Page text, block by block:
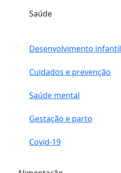
Saúde
Desenvolvimento infantil
Cuidados e prevenção
Saúde mental
Gestação e parto
Covid-19